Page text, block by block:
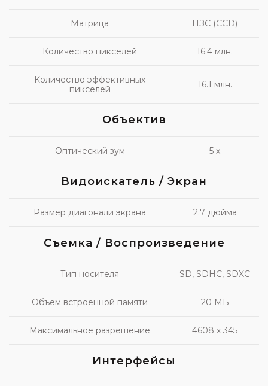
Матрица ПЗС (CCD)
Количество пикселей 16.4 млн.
Количество эффективных
пикселей
16.1 млн.
Объектив
Оптический зум 5 x
Видоискатель / Экран
Размер диагонали экрана 2.7 дюйма
Съемка / Воспроизведение
Тип носителя SD, SDHC, SDXC
Объем встроенной памяти 20 МБ
Максимальное разрешение 4608 x 345
Интерфейсы